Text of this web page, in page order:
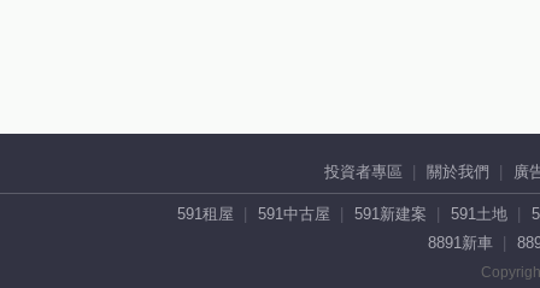
投資者專區 關於我們 廣
591租屋 591中古屋 591新建案 591土地
8891新車